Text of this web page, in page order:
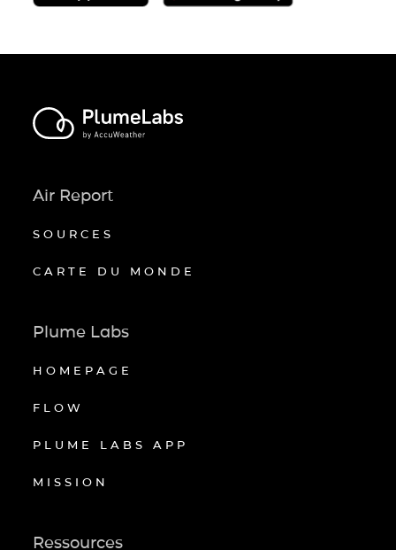
Air Report
SOURCES
CARTE DU MONDE
Plume Labs
HOMEPAGE
FLOW
PLUME LABS APP
MISSION
Ressources